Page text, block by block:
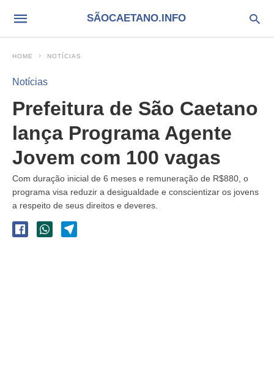
SÃOCAETANO.INFO
HOME NOTÍCIAS
Notícias
Prefeitura de São Caetano
lança Programa Agente
Jovem com 100 vagas
Com duração inicial de 6 meses e remuneração de R$880, o
programa visa reduzir a desigualdade e conscientizar os jovens
a respeito de seus direitos e deveres.